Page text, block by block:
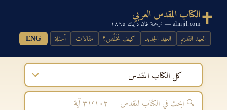
الكتاب المقدس العربي
alinjil.com — ترجمة فان دايك ١٨٦٥
العهد القديم العهد الجديد كيف تَخْلُص؟ مقالات أسئلة ENG
كل الكتاب المقدس